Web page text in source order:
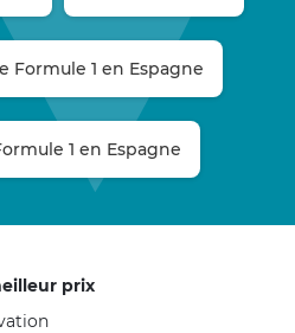
Formule 1 en Espagne
1 en Espagne
prix